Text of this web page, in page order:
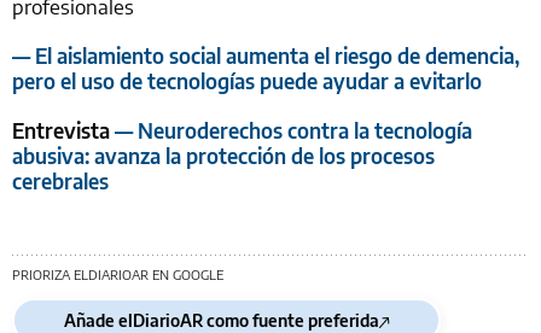
profesionales
— El aislamiento social aumenta el riesgo de demencia,
pero el uso de tecnologías puede ayudar a evitarlo
Entrevista— Neuroderechos contra la tecnología
abusiva: avanza la protección de los procesos
cerebrales
PRIORIZA ELDIARIOAR EN GOOGLE
Añade elDiarioAR como fuente preferida